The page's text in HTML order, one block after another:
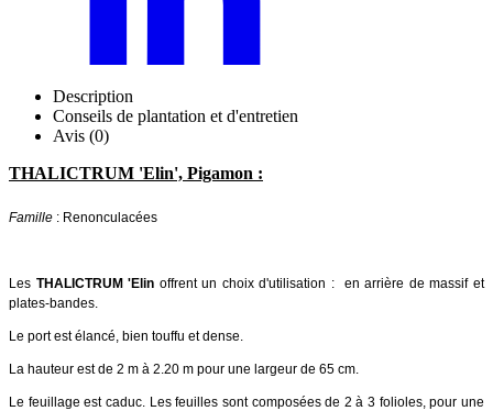
Description
Conseils de plantation et d'entretien
Avis (0)
THALICTRUM 'Elin', Pigamon :
Famille : Renonculacées
Les THALICTRUM 'Elin offrent un choix d'utilisation : en arrière de massif et
plates-bandes.
Le port est élancé, bien touffu et dense.
La hauteur est de 2 m à 2.20 m pour une largeur de 65 cm.
Le feuillage est caduc. Les feuilles sont composées de 2 à 3 folioles, pour une